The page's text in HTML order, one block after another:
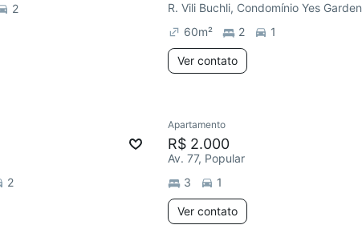
2
R. Vili Buchli, Condomínio Yes Garden
60m² 2 1
Ver contato
2
Redecorar
Apartamento
R$ 2.000
Av. 77, Popular
3
1
Ver contato